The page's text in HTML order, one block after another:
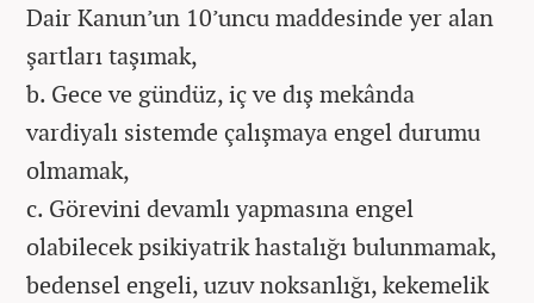
Dair Kanun’un 10’uncu maddesinde yer alan
şartları taşımak,
b. Gece ve gündüz, iç ve dış mekânda
vardiyalı sistemde çalışmaya engel durumu
olmamak,
c. Görevini devamlı yapmasına engel
olabilecek psikiyatrik hastalığı bulunmamak,
bedensel engeli, uzuv noksanlığı, kekemelik